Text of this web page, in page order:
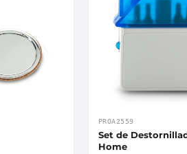
PROA2559
Set de
Home